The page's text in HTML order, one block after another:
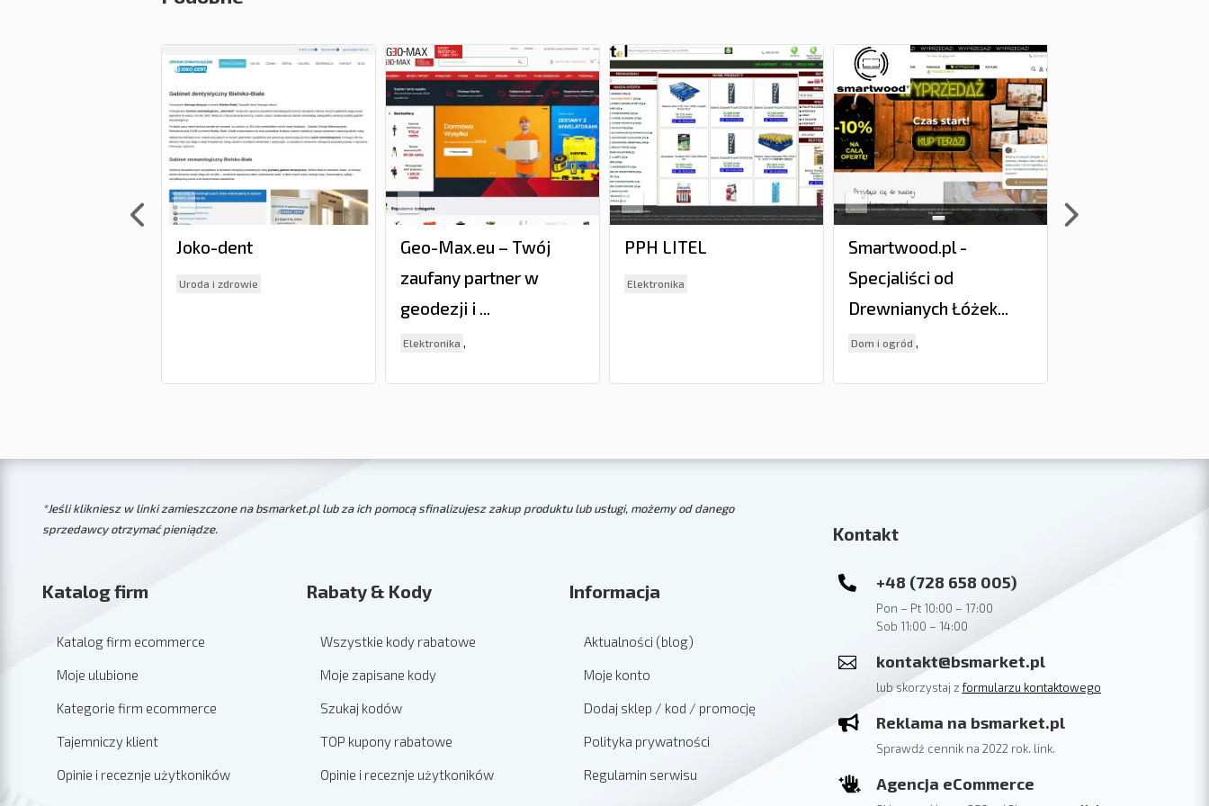
Joko-dent
Uroda i zdrowie
Geo-Max.eu – Twój
zaufany partner w
geodezji i ...
Elektronika ,
PPH LITEL
Elektronika
Smartwood.pl -
Specjaliści od
Drewnianych Łóżek...
Dom i ogród ,
*Jeśli klikniesz w linki zamieszczone na bsmarket.pl lub za ich pomocą sfinalizujesz zakup produktu lub usługi, możemy od danego
sprzedawcy otrzymać pieniądze.
Katalog firm
Katalog firm ecommerce
Moje ulubione
Kategorie firm ecommerce
Tajemniczy klient
Opinie i receznje użytkoników
Rabaty & Kody
Wszystkie kody rabatowe
Moje zapisane kody
Szukaj kodów
TOP kupony rabatowe
Opinie i receznje użytkoników
Informacja
Aktualności (blog)
Moje konto
Dodaj sklep / kod / promocję
Polityka prywatności
Regulamin serwisu
Kontakt
 +48 (728 658 005)
Pon – Pt 10:00 – 17:00
Sob 11:00 – 14:00
 kontakt@bsmarket.pl
lub skorzystaj z formularzu kontaktowego
 Reklama na bsmarket.pl
Sprawdź cennik na 2022 rok. link.
 Agencja eCommerce